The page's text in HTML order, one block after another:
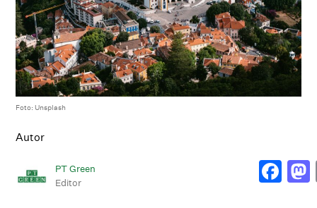
Foto: Unsplash
Autor
PT Green
Editor